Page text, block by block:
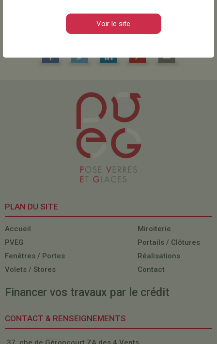
Voir le site
Partager cette page :
PLAN DU SITE
Accueil
PVEG
Fenêtres / Portes
Volets / Stores
Miroiterie
Portails / Clôtures
Réalisations
Contact
Financer vos travaux par le crédit
CONTACT & RENSEIGNEMENTS